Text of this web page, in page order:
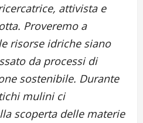
attivista e
Proveremo a
risorse idriche siano
da processi di
sostenibile. Durante
mulini ci
scoperta delle materie